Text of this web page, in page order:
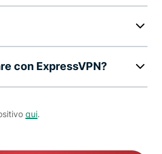
con ExpressVPN?
qui.